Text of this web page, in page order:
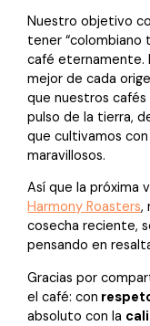
Nuestro objetivo
tener “colombiano
café
mejor de cada
que nuestros cafés
pulso de la tierra,
que cultivamos
maravillosos.
Así que la próxima
Harmony Roasters,
cosecha reciente,
pensando en
Gracias por
el café: con
absoluto con la